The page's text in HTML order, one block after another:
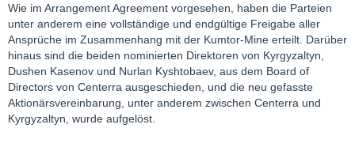
Wie im Arrangement Agreement vorgesehen, haben die Parteien
unter anderem eine vollständige und endgültige Freigabe aller
Ansprüche im Zusammenhang mit der Kumtor-Mine erteilt. Darüber
hinaus sind die beiden nominierten Direktoren von Kyrgyzaltyn,
Dushen Kasenov und Nurlan Kyshtobaev, aus dem Board of
Directors von Centerra ausgeschieden, und die neu gefasste
Aktionärsvereinbarung, unter anderem zwischen Centerra und
Kyrgyzaltyn, wurde aufgelöst.